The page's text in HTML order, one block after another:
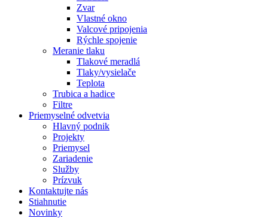
Zvar
Vlastné okno
Valcové pripojenia
Rýchle spojenie
Meranie tlaku
Tlakové meradlá
Tlaky/vysielače
Teplota
Trubica a hadice
Filtre
Priemyselné odvetvia
Hlavný podnik
Projekty
Priemysel
Zariadenie
Služby
Prízvuk
Kontaktujte nás
Stiahnutie
Novinky